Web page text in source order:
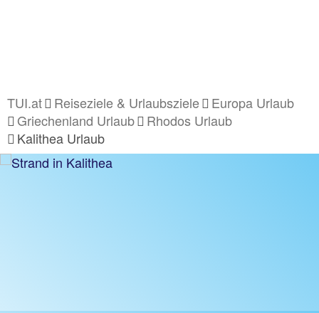
TUI.at Reiseziele & Urlaubsziele
Europa Urlaub
Griechenland Urlaub
Rhodos Urlaub
Kalithea Urlaub